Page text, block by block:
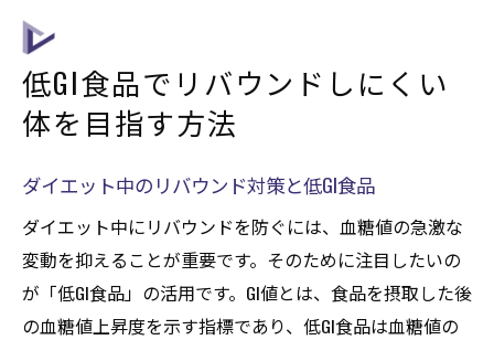
低GI食品でリバウンドしにくい
体を目指す方法
ダイエット中のリバウンド対策と低GI食品
ダイエット中にリバウンドを防ぐには、血糖値の急激な
変動を抑えることが重要です。そのために注目したいの
が「低GI食品」の活用です。GI値とは、食品を摂取した後
の血糖値上昇度を示す指標であり、低GI食品は血糖値の